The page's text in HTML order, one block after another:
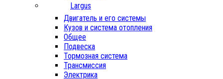
Largus
Двигатель и его системы
Кузов и система отопления
Общее
Подвеска
Тормозная система
Трансмиссия
Электрика